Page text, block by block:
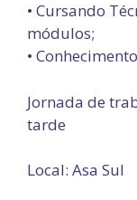
• Cursando
módulos;
•
Jornada de
tarde
Local: Asa Sul